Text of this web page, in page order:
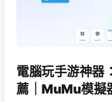
電腦玩手游神
薦｜MuMu模擬